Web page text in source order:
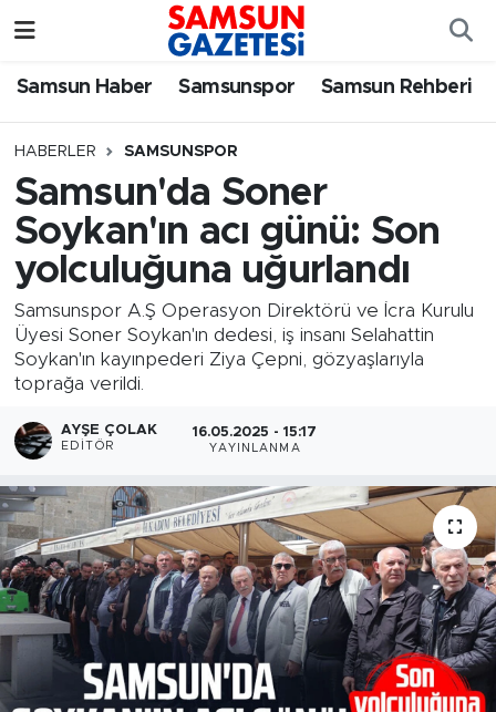
Samsun Haber Samsunspor Samsun Rehberi
HABERLER SAMSUNSPOR
Samsun'da Soner
Soykan'ın acı günü: Son
yolculuğuna uğurlandı
Samsunspor A.Ş Operasyon Direktörü ve İcra Kurulu
Üyesi Soner Soykan'ın dedesi, iş insanı Selahattin
Soykan'ın kayınpederi Ziya Çepni, gözyaşlarıyla
toprağa verildi.
AYŞE ÇOLAK
EDITÖR
16.05.2025 - 15:17
YAYINLANMA
Samsun Haber
Samsun Rehberi
Resmi İlanlar
Samsun Nöbetçi Eczaneler
SAMSUN Namaz Vakitleri
Samsun Trafik Yoğunluk Haritası
Süper Lig Puan Durumu ve Fikstür
Tüm Manşetler
Son Dakika Haberleri